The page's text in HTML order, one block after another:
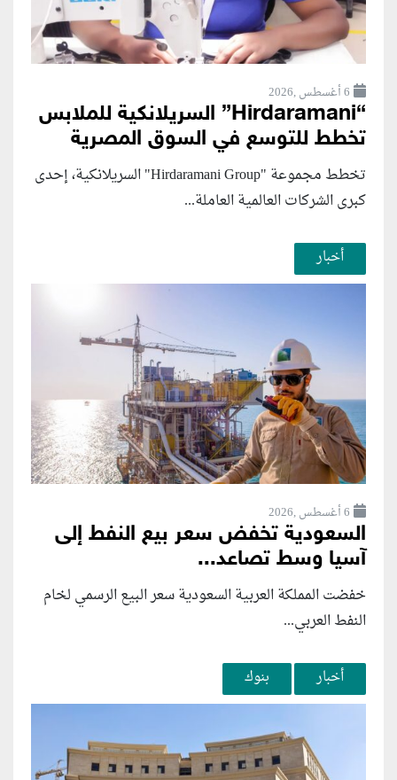
6 أغسطس ,2026
“Hirdaramani” السريلانكية للملابس
تخطط للتوسع في السوق المصرية
تخطط مجموعة "Hirdaramani Group" السريلانكية، إحدى
كبرى الشركات العالمية العاملة...
أخبار
6 أغسطس ,2026
السعودية تخفض سعر بيع النفط إلى
آسيا وسط تصاعد...
خفضت المملكة العربية السعودية سعر البيع الرسمي لخام
النفط العربي...
أخبار بنوك